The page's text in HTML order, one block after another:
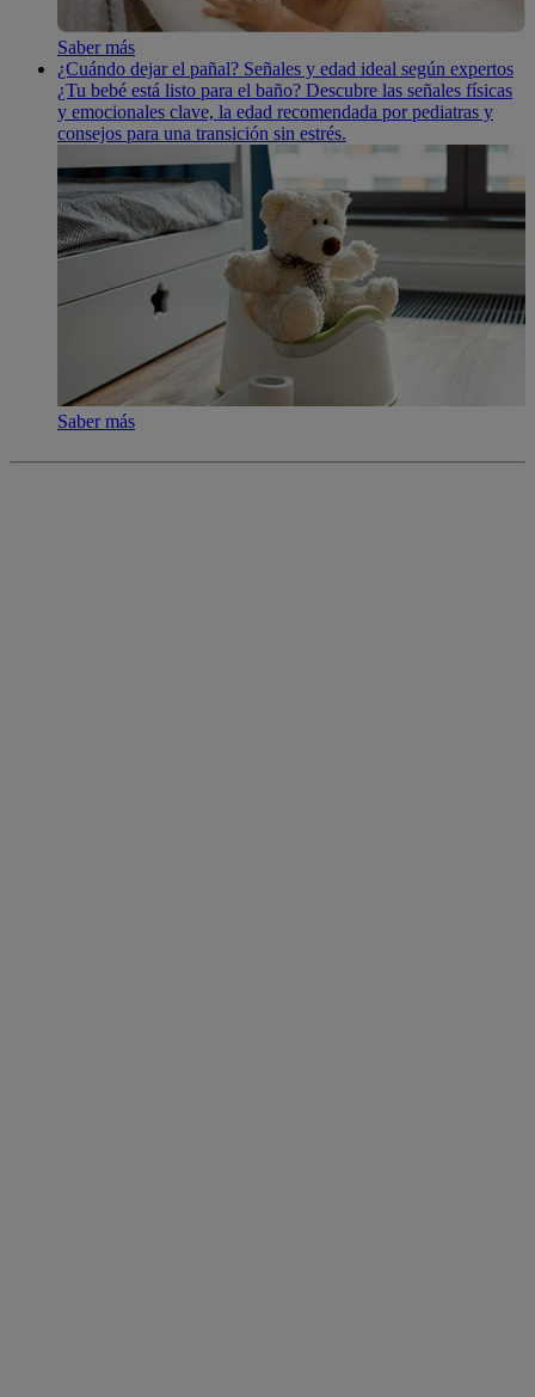
Saber más
¿Cuándo dejar el pañal? Señales y edad ideal según expertos
¿Tu bebé está listo para el baño? Descubre las señales físicas
y emocionales clave, la edad recomendada por pediatras y
consejos para una transición sin estrés.
Saber más